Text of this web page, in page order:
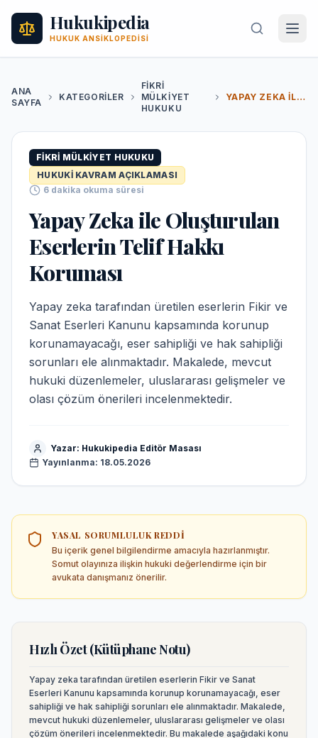
Hukukipedia
HUKUK ANSIKLOPEDISI
ANA
SAYFA
KATEGORILER
FIKRI
MÜLKIYET
HUKUKU
YAPAY ZEKA ILE OLUŞTURULAN ESERLERIN TELIF HAKKI KORUMASI
FIKRI MÜLKIYET HUKUKU
HUKUKI KAVRAM AÇIKLAMASI
6 dakika okuma süresi
Yapay Zeka ile Oluşturulan
Eserlerin Telif Hakkı
Koruması
Yapay zeka tarafından üretilen eserlerin Fikir ve
Sanat Eserleri Kanunu kapsamında korunup
korunamayacağı, eser sahipliği ve hak sahipliği
sorunları ele alınmaktadır. Makalede, mevcut
hukuki düzenlemeler, uluslararası gelişmeler ve
olası çözüm önerileri incelenmektedir.
Yazar: Hukukipedia Editör Masası
Yayınlanma: 18.05.2026
YASAL SORUMLULUK REDDI
Bu içerik genel bilgilendirme amacıyla hazırlanmıştır.
Somut olayınıza ilişkin hukuki değerlendirme için bir
avukata danışmanız önerilir.
Hızlı Özet (Kütüphane Notu)
Yapay zeka tarafından üretilen eserlerin Fikir ve Sanat
Eserleri Kanunu kapsamında korunup korunamayacağı, eser
sahipliği ve hak sahipliği sorunları ele alınmaktadır. Makalede,
mevcut hukuki düzenlemeler, uluslararası gelişmeler ve olası
çözüm önerileri incelenmektedir. Bu makalede aşağıdaki konu